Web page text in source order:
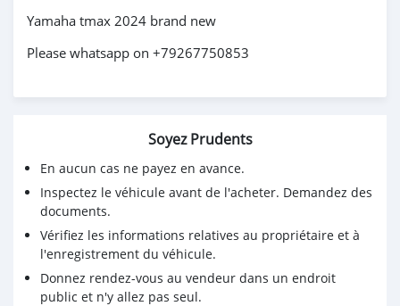
Yamaha tmax 2024 brand new
Please whatsapp on +79267750853
Soyez Prudents
En aucun cas ne payez en avance.
Inspectez le véhicule avant de l'acheter. Demandez des
documents.
Vérifiez les informations relatives au propriétaire et à
l'enregistrement du véhicule.
Donnez rendez-vous au vendeur dans un endroit
public et n'y allez pas seul.